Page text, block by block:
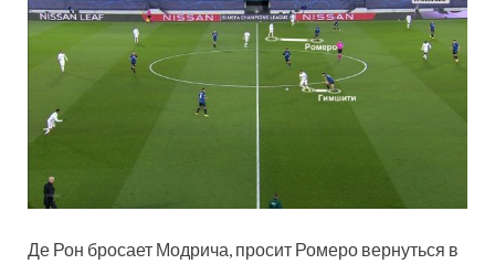
Де Рон бросает Модрича, просит Ромеро вернуться в